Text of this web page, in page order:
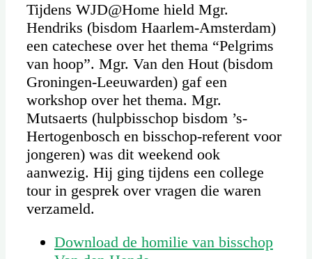
Tijdens WJD@Home hield Mgr.
Hendriks (bisdom Haarlem-Amsterdam)
een catechese over het thema “Pelgrims
van hoop”. Mgr. Van den Hout (bisdom
Groningen-Leeuwarden) gaf een
workshop over het thema. Mgr.
Mutsaerts (hulpbisschop bisdom ’s-
Hertogenbosch en bisschop-referent voor
jongeren) was dit weekend ook
aanwezig. Hij ging tijdens een college
tour in gesprek over vragen die waren
verzameld.
Download de homilie van bisschop